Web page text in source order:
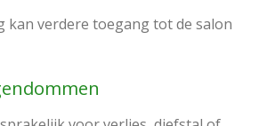
kan verdere toegang tot de salon